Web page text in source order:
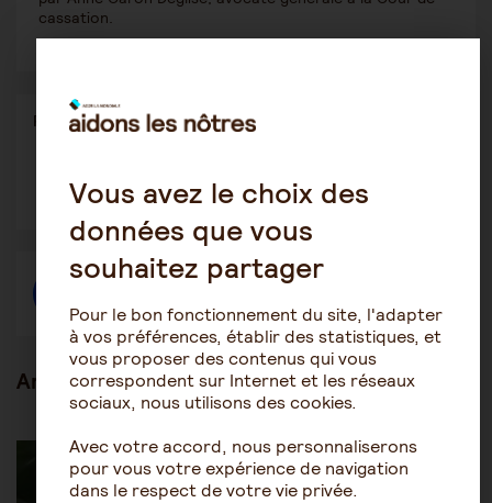
cassation.
Partager l'articlePartager
Ouvrir
dans
autre
fenêtre
Ouvrir
dans
autre
fenêtre
Ouvrir
dans
autre
fenêtre
Articles en lien
Les mesures de protection juridique Tutelle-Curatelle
Vous avez le choix des
données que vous
souhaitez partager
Pour le bon fonctionnement du site, l'adapter
à vos préférences, établir des statistiques, et
vous proposer des contenus qui vous
correspondent sur Internet et les réseaux
sociaux, nous utilisons des cookies.
Avec votre accord, nous personnaliserons
pour vous votre expérience de navigation
dans le respect de votre vie privée.